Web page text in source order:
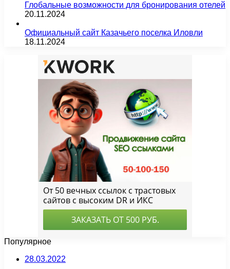
Глобальные возможности для бронирования отелей
20.11.2024
Официальный сайт Казачьего поселка Иловли
18.11.2024
Популярное
28.03.2022